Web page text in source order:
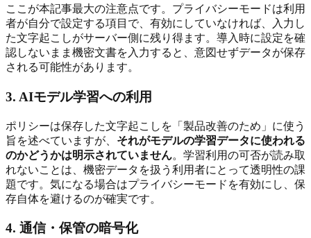
ここが本記事最大の注意点です。プライバシーモードは利用
者が自分で設定する項目で、有効にしていなければ、入力し
た文字起こしがサーバー側に残り得ます。導入時に設定を確
認しないまま機密文書を入力すると、意図せずデータが保存
される可能性があります。
3. AIモデル学習への利用
ポリシーは保存した文字起こしを「製品改善のため」に使う
旨を述べていますが、 それがモデルの学習データに使われる
のかどうかは明示されていません。学習利用の可否が読み取
れないことは、機密データを扱う利用者にとって透明性の課
題です。気になる場合はプライバシーモードを有効にし、保
存自体を避けるのが確実です。
4. 通信・保管の暗号化